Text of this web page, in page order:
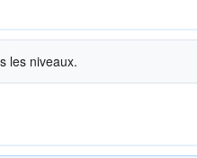
les niveaux.